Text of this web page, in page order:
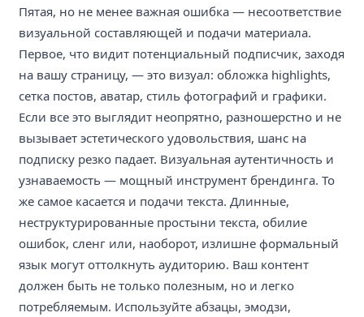
Пятая, но не менее важная ошибка — несоответствие
визуальной составляющей и подачи материала.
Первое, что видит потенциальный подписчик, заходя
на вашу страницу, — это визуал: обложка highlights,
сетка постов, аватар, стиль фотографий и графики.
Если все это выглядит неопрятно, разношерстно и не
вызывает эстетического удовольствия, шанс на
подписку резко падает. Визуальная аутентичность и
узнаваемость — мощный инструмент брендинга. То
же самое касается и подачи текста. Длинные,
неструктурированные простыни текста, обилие
ошибок, сленг или, наоборот, излишне формальный
язык могут оттолкнуть аудиторию. Ваш контент
должен быть не только полезным, но и легко
потребляемым. Используйте абзацы, эмодзи,